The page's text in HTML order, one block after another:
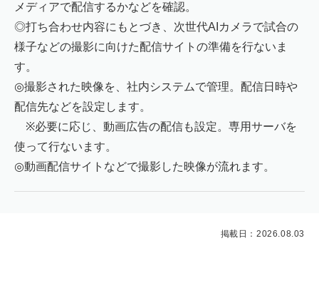
メディアで配信するかなどを確認。
◎打ち合わせ内容にもとづき、次世代AIカメラで試合の
様子などの撮影に向けた配信サイトの準備を行ないま
す。
◎撮影された映像を、社内システムで管理。配信日時や
配信先などを設定します。
※必要に応じ、動画広告の配信も設定。専用サーバを
使って行ないます。
◎動画配信サイトなどで撮影した映像が流れます。
掲載日：2026.08.03